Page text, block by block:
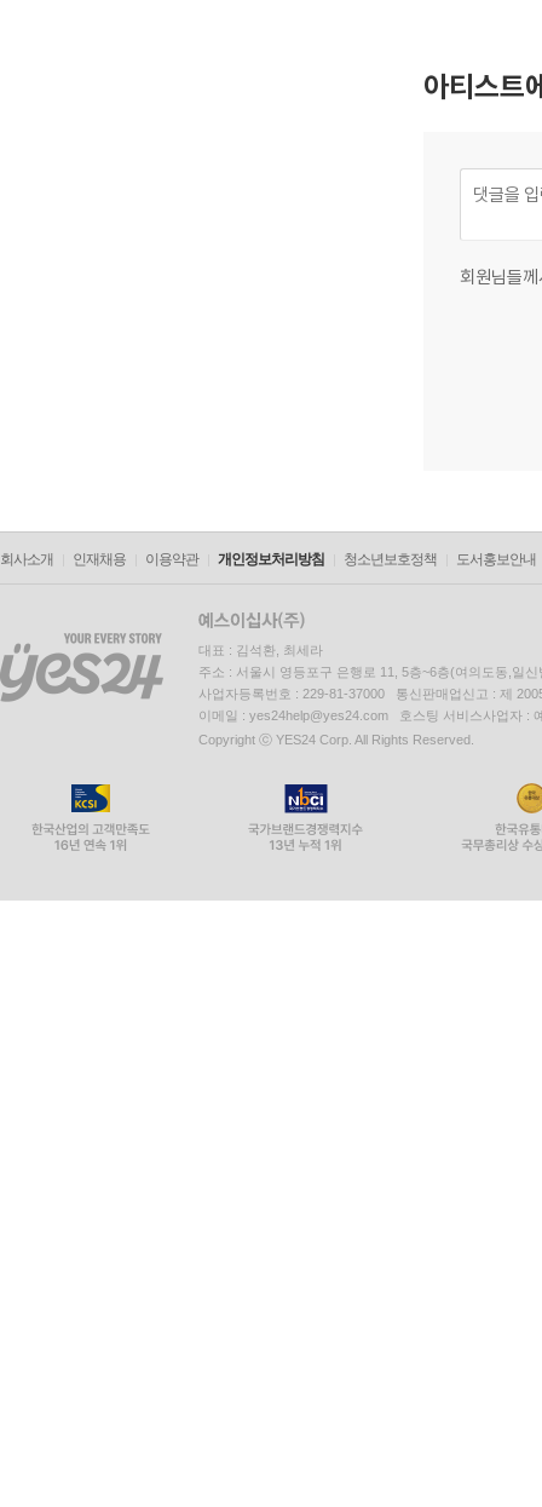
아티스트
회원님들
회사소개 인재채용 이용약관 개인정보처리방침 청소년보호정책 도서홍보안내
대표 : 김석환, 최세라
주소 : 서울시 영등포구 은행로 11, 5층~6층(여의도동,일신
사업자등록번호 : 229-81-37000 통신판매업신고 : 제
이메일 : yes24help@yes24.com 호스팅 서비스사업자 :
Copyright ⓒ YES24 Corp. All Rights Reserved.